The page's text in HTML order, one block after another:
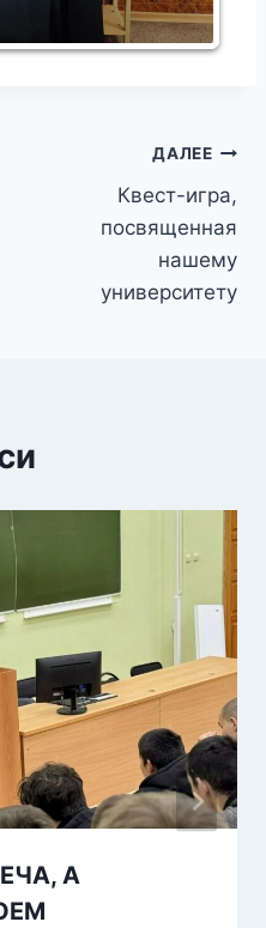
ДАЛЕЕ
Квест-игра,
посвященная
нашему
университету
А